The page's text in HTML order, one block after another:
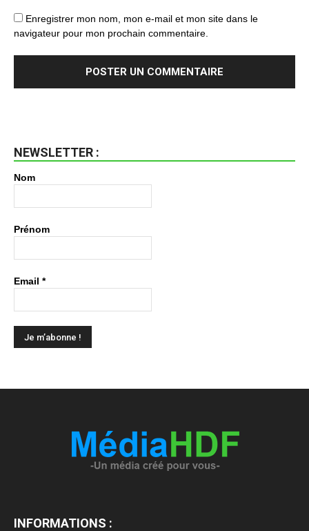
Enregistrer mon nom, mon e-mail et mon site dans le
navigateur pour mon prochain commentaire.
NEWSLETTER :
Nom
Prénom
Email *
INFORMATIONS :